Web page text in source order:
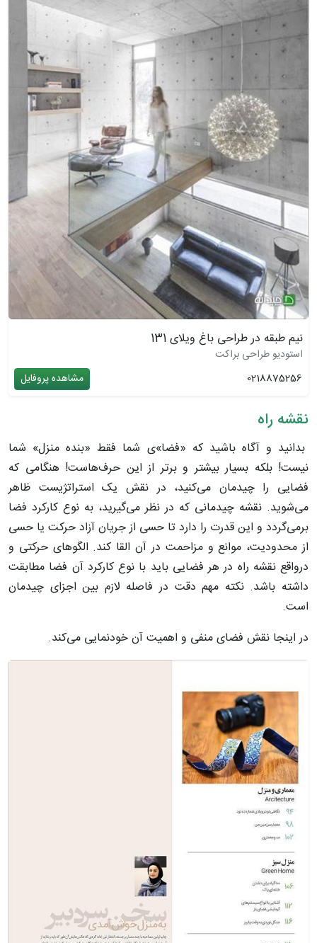
نیم طبقه در طراحی باغ ویلای 131
استودیو طراحی براکت
0218875256
مشاهده پروفایل
نقشه راه
بدانید و آگاه باشید که «فضا»ی شما فقط «بنده منزل» شما
نیست! بلکه بسیار بیشتر و برتر از این حرف‌هاست! هنگامی که
فضایی را چیدمان می‌کنید، در نقش یک استراتژیست ظاهر
می‌شوید. نقشه چیدمانی که در نظر می‌گیرید، به نوع کارکرد فضا
برمی‌گردد و این قدرت را دارد تا حسی از جریان آزاد حرکت یا حسی
از محدودیت، موانع و مزاحمت در آن القا کند. الگوهای حرکتی و
درواقع نقشه راه در هر فضایی باید با نوع کارکرد آن فضا مطابقت
داشته باشد. نکته مهم دقت در فاصله لازم بین اجزای چیدمان
است.
در اینجا نقش فضای منفی و اهمیت آن خودنمایی می‌کند.